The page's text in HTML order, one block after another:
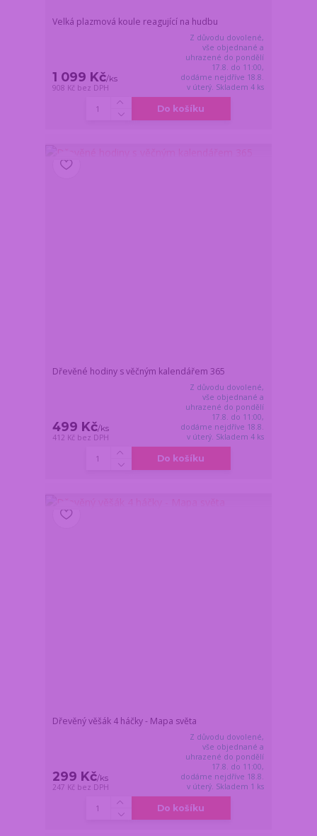
Velká plazmová koule reagující na hudbu
1 099 Kč/ks
908 Kč bez DPH
Z důvodu dovolené,
vše objednané a
uhrazené do pondělí
17.8. do 11:00,
dodáme nejdříve 18.8.
v úterý. Skladem 4 ks
Do košíku
Dřevěné hodiny s věčným kalendářem 365
499 Kč/ks
412 Kč bez DPH
Z důvodu dovolené,
vše objednané a
uhrazené do pondělí
17.8. do 11:00,
dodáme nejdříve 18.8.
v úterý. Skladem 4 ks
Do košíku
Dřevěný věšák 4 háčky - Mapa světa
299 Kč/ks
247 Kč bez DPH
Z důvodu dovolené,
vše objednané a
uhrazené do pondělí
17.8. do 11:00,
dodáme nejdříve 18.8.
v úterý. Skladem 1 ks
Do košíku